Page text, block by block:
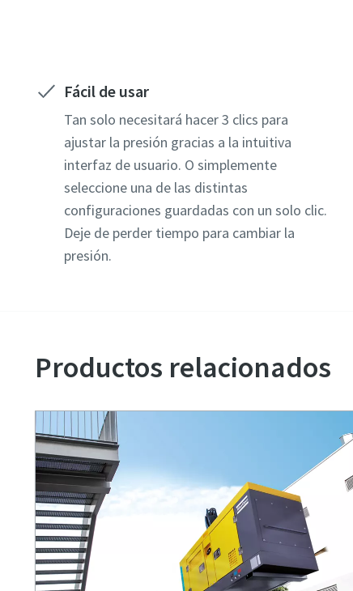
Fácil de usar
Tan solo necesitará hacer 3 clics para
ajustar la presión gracias a la intuitiva
interfaz de usuario. O simplemente
seleccione una de las distintas
configuraciones guardadas con un solo clic.
Deje de perder tiempo para cambiar la
presión.
Productos relacionados